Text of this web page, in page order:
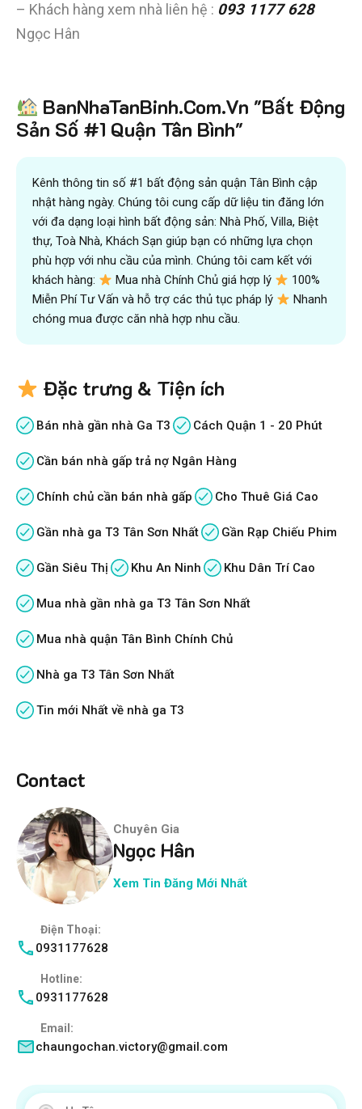
– Khách hàng xem nhà liên hệ : 093 1177 628
Ngọc Hân
Tiết kiệmhơn 90% thời gian , mua bán được nhanh hơn
và kiếm được nhiều tiền hơn với sự trợ giúp đắc lực của
đội ngũ chuyên gia VICTORY REAL
Trên 10.500 Khách Hàng Đã Tìm Mua
Nhanh
BanNhaTanBinh.Com.Vn "Bất Động
Sản Số #1 Quận Tân Bình"
Kênh thông tin số #1 bất động sản quận Tân Bình cập
nhật hàng ngày. Chúng tôi cung cấp dữ liệu tin đăng lớn
với đa dạng loại hình bất động sản: Nhà Phố, Villa, Biệt
thự, Toà Nhà, Khách Sạn giúp bạn có những lựa chọn
phù hợp với nhu cầu của mình. Chúng tôi cam kết với
khách hàng:
Mua nhà Chính Chủ giá hợp lý
100%
Miễn Phí Tư Vấn và hỗ trợ các thủ tục pháp lý
Nhanh
chóng mua được căn nhà hợp nhu cầu.
Đặc trưng & Tiện ích
Bán nhà gần nhà Ga T3 Cách Quận 1 - 20 Phút
Cần bán nhà gấp trả nợ Ngân Hàng
Chính chủ cần bán nhà gấp Cho Thuê Giá Cao
Gần nhà ga T3 Tân Sơn Nhất Gần Rạp Chiếu Phim
Gần Siêu Thị Khu An Ninh Khu Dân Trí Cao
Mua nhà gần nhà ga T3 Tân Sơn Nhất
Mua nhà quận Tân Bình Chính Chủ
Nhà ga T3 Tân Sơn Nhất
Tin mới Nhất về nhà ga T3
Contact
Chuyên Gia
Ngọc Hân
Xem Tin Đăng Mới Nhất
Điện Thoại:
0931177628
Hotline:
0931177628
Email:
chaungochan.victory@gmail.com